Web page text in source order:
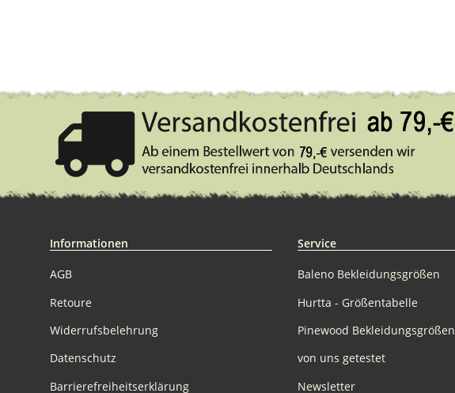
Informationen
AGB
Retoure
Widerrufsbelehrung
Datenschutz
Barrierefreiheitserklärung
Service
Baleno Bekleidungsgrößen
Hurtta - Größentabelle
Pinewood Bekleidungsgrößen
von uns getestet
Newsletter